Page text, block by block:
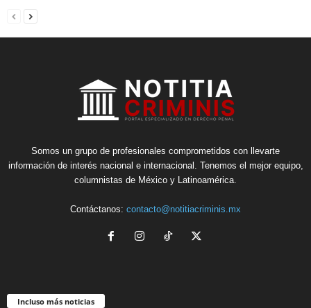
Somos un grupo de profesionales comprometidos con llevarte
información de interés nacional e internacional. Tenemos el mejor equipo,
columnistas de México y Latinoamérica.
Contáctanos: contacto@notitiacriminis.mx
Incluso más noticias